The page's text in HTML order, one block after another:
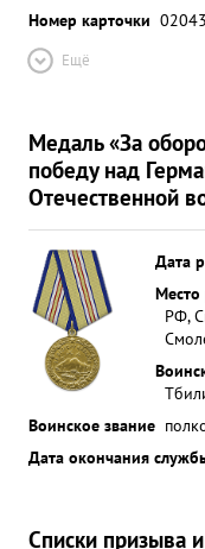
Номер карточки
Ещё
Медаль «За
победу над
Отечественной
Дата
РФ,
Воинское звание
Дата окончания
Списки призыва